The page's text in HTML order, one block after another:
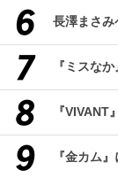
長澤まさみ
『ミスな
『VIVANT
『金カム